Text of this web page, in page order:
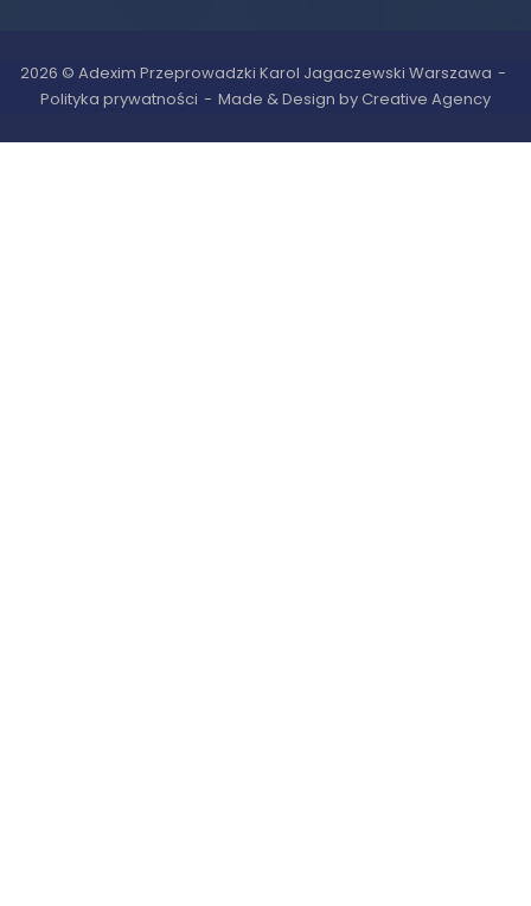
2026 © Adexim Przeprowadzki Karol Jagaczewski Warszawa
Polityka prywatności
Made & Design by Creative Agency